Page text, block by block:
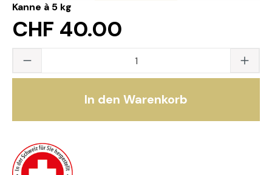
Kanne à 5 kg
CHF 40.00
Produkt Anzahl: Gib den gewünschten
In den Warenkorb